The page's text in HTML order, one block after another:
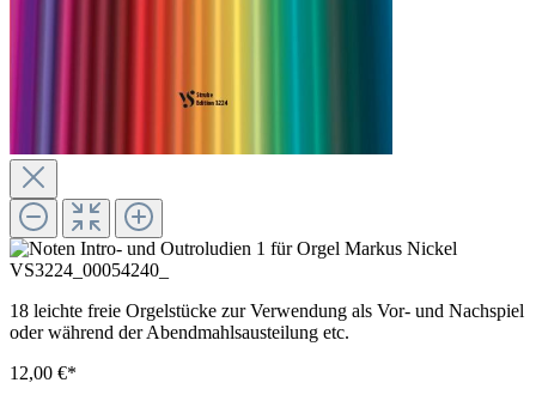
18 leichte freie Orgelstücke zur Verwendung als Vor- und Nachspiel
oder während der Abendmahlsausteilung etc.
12,00 €*